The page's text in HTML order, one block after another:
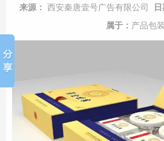
来源： 西安秦唐壹号广告有限公司 日
属于： 产品包装